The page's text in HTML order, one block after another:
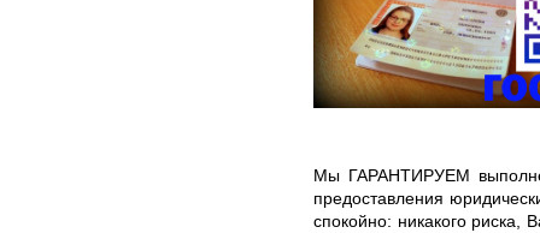
Мы ГАРАНТИРУЕМ
предоставления
спокойно: никакого риска,